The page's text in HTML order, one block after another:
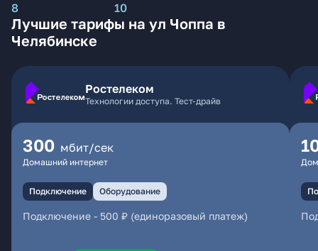
8
10
Лучшие тарифы на ул Чоппа в
Челябинске
Ростелеком
Технологии доступа. Тест-драйв
300 мбит/сек
Домашний интернет
Подключение Оборудование
Подключение - 500 ₽ (единоразовый платеж)